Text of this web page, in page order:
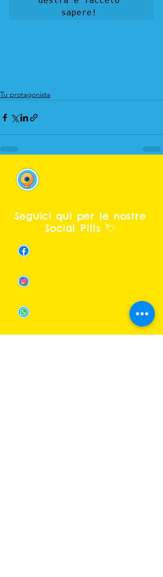
sapere!
Tu protagonista
Seguici qui per le nostre
Social Pills 💘